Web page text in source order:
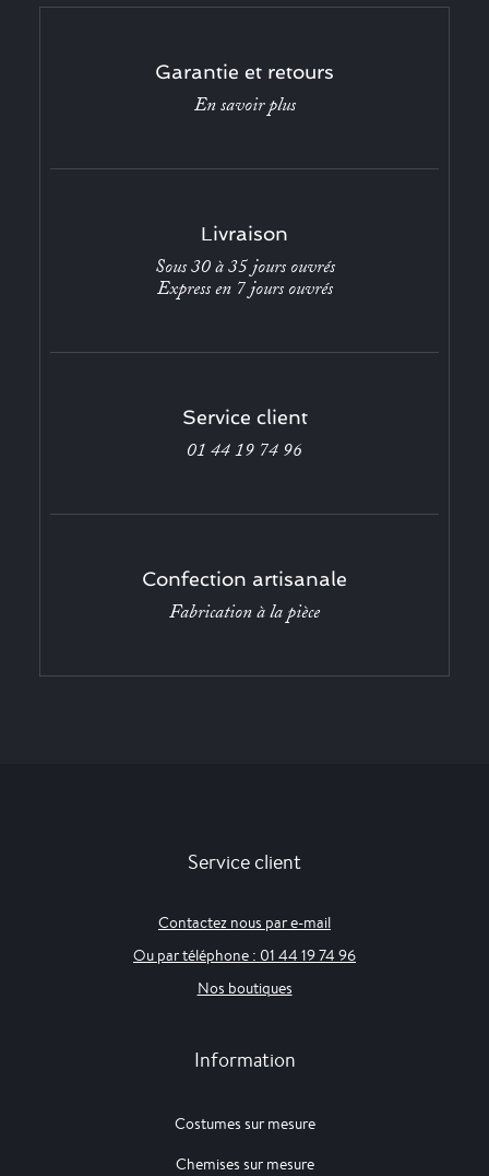
Garantie et retours
En savoir plus
Livraison
Sous 30 à 35 jours ouvrés
Express en 7 jours ouvrés
Service client
01 44 19 74 96
Confection artisanale
Fabrication à la pièce
Service client
Contactez nous par e-mail
Ou par téléphone : 01 44 19 74 96
Nos boutiques
Information
Costumes sur mesure
Chemises sur mesure